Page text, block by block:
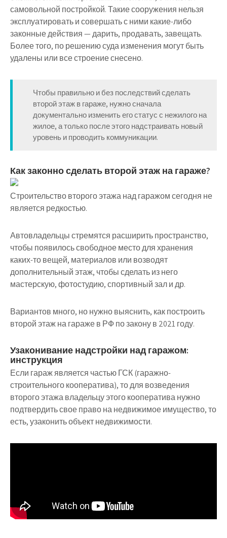
самовольной постройкой. Такие сооружения нельзя
эксплуатировать и совершать с ними какие-либо
законные действия — дарить, продавать, завещать.
Более того, по решению суда изменения могут быть
удалены или все строение снесено.
Чтобы правильно и без последствий сделать
второй этаж в гараже, нужно сначала
документально изменить его статус с нежилого на
жилое, а только после этого надстраивать новый
уровень и проводить коммуникации.
Как законно сделать второй этаж на гараже?
Строительство второго этажа над гаражом сегодня не
является редкостью.
Автовладельцы стремятся расширить пространство,
чтобы появилось свободное место для хранения
каких-то вещей, материалов или возводят
дополнительный этаж, чтобы сделать из него
мастерскую, фотостудию, спортивный зал и др.
Вариантов много, но нужно выяснить, как построить
второй этаж на гараже в РФ по закону в 2021 году.
Узаконивание надстройки над гаражом:
инструкция
Если гараж является частью ГСК (гаражно-
строительного кооператива), то для возведения
второго этажа владельцу этого кооператива нужно
подтвердить свое право на недвижимое имущество, то
есть, узаконить объект недвижимости.